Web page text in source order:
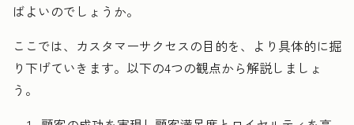
ばよいのでしょうか。
ここでは、カスタマーサクセスの目的を、より具体的に掘
り下げていきます。以下の4つの観点から解説しましょ
う。